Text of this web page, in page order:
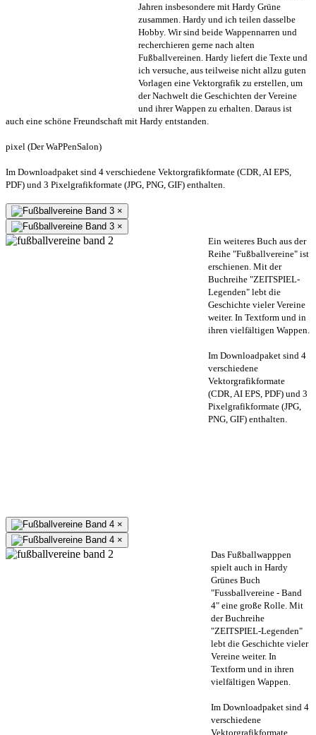
Jahren insbesondere mit Hardy Grüne
zusammen. Hardy und ich teilen dasselbe
Hobby. Wir sind beide Wappennarren und
recherchieren gerne nach alten
Fußballvereinen. Hardy liefert die Texte und
ich versuche, aus teilweise nicht allzu guten
Vorlagen eine Vektorgrafik zu erstellen, um
der Nachwelt die Geschichten der Vereine
und ihrer Wappen zu erhalten. Daraus ist
auch eine schöne Freundschaft mit Hardy entstanden.
pixel (Der WaPPenSalon)
Im Downloadpaket sind 4 verschiedene Vektorgrafikformate (CDR, AI EPS,
PDF) und 3 Pixelgrafikformate (JPG, PNG, GIF) enthalten.
×
×
Ein weiteres Buch aus der
Reihe "Fußballvereine" ist
erschienen. Mit der
Buchreihe "ZEITSPIEL-
Legenden" lebt die
Geschichte vieler Vereine
weiter. In Textform und in
ihren vielfältigen Wappen.
Im Downloadpaket sind 4
verschiedene
Vektorgrafikformate
(CDR, AI EPS, PDF) und 3
Pixelgrafikformate (JPG,
PNG, GIF) enthalten.
×
×
Das Fußballwapppen
spielt auch in Hardy
Grünes Buch
"Fussballvereine - Band
4" eine große Rolle. Mit
der Buchreihe
"ZEITSPIEL-Legenden"
lebt die Geschichte vieler
Vereine weiter. In
Textform und in ihren
vielfältigen Wappen.
Im Downloadpaket sind 4
verschiedene
Vektorgrafikformate